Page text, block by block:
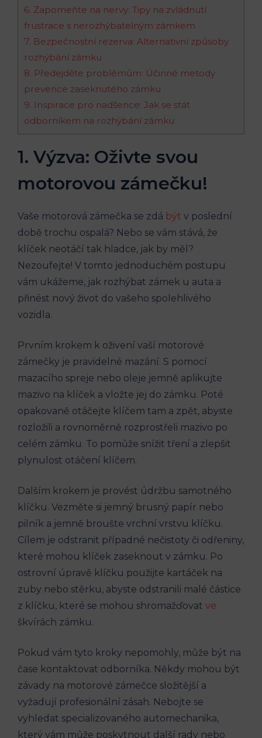
6. Zapomeňte na nervy: Tipy na zvládnutí
frustrace s nerozhýbatelným zámkem
7. Bezpečnostní rezerva: Alternativní způsoby
rozhýbání zámku
8. Předejděte problémům: Účinné metody
prevence zaseknutého zámku
9. Inspirace pro nadšence: Jak se stát
odborníkem na rozhýbání zámku
1. Výzva: Oživte svou
motorovou zámečku!
Vaše motorová zámečka se zdá být v poslední
době trochu ospalá? Nebo se vám stává, že
klíček neotáčí tak hladce, jak by měl?
Nezoufejte! V tomto jednoduchém postupu
vám ukážeme, jak rozhýbat zámek u auta a
přinést nový život do vašeho spolehlivého
vozidla.
Prvním krokem k oživení vaší motorové
zámečky je pravidelné mazání. S pomocí
mazacího spreje nebo oleje jemně aplikujte
mazivo na klíček a vložte jej do zámku. Poté
opakovaně otáčejte klíčem tam a zpět, abyste
rozložili a rovnoměrně rozprostřeli mazivo po
celém zámku. To pomůže snížit tření a zlepšit
plynulost otáčení klíčem.
Dalším krokem je provést údržbu samotného
klíčku. Vezměte si jemný brusný papír nebo
pilník a jemně broušte vrchní vrstvu klíčku.
Cílem je odstranit případné nečistoty či odřeniny,
které mohou klíček zaseknout v zámku. Po
ostrovní úpravě klíčku použijte kartáček na
zuby nebo stěrku, abyste odstranili malé částice
z klíčku, které se mohou shromažďovat ve
škvírách zámku.
Pokud vám tyto kroky nepomohly, může být na
čase kontaktovat odborníka. Někdy mohou být
závady na motorové zámečce složitější a
vyžadují profesionální zásah. Nebojte se
vyhledat specializovaného automechanika,
který vám může poskytnout další rady nebo